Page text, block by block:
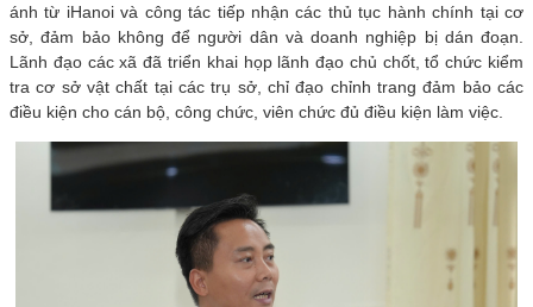
ánh từ iHanoi và công tác tiếp nhận các thủ tục hành chính tại cơ
sở, đảm bảo không để người dân và doanh nghiệp bị dán đoạn.
Lãnh đạo các xã đã triển khai họp lãnh đạo chủ chốt, tổ chức kiểm
tra cơ sở vật chất tại các trụ sở, chỉ đạo chỉnh trang đảm bảo các
điều kiện cho cán bộ, công chức, viên chức đủ điều kiện làm việc.